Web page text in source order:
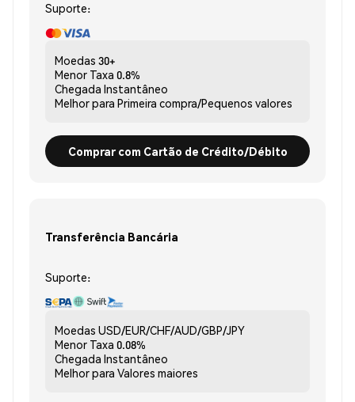
Suporte:
Moedas 30+
Menor Taxa 0.8%
Chegada Instantâneo
Melhor para Primeira compra/Pequenos valores
Comprar com Cartão de Crédito/Débito
Transferência Bancária
Suporte:
Moedas USD/EUR/CHF/AUD/GBP/JPY
Menor Taxa 0.08%
Chegada Instantâneo
Melhor para Valores maiores